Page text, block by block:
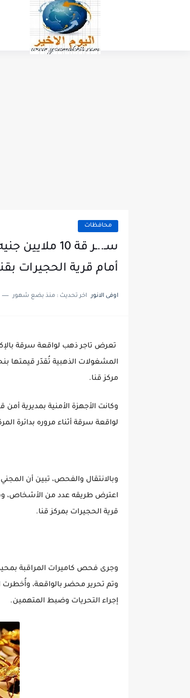
محافظات
سـ..ـر قة 10
أمام قرية الحجيرات
اوفى الانور اخر تحديث : منذ بضع شهور
تعرض تاجر ذهب لواقعة سرقة
مركز قنا.
وكانت الأجهزة الأمنية بمديرية
لواقعة سرقة أثناء مروره بدائرة
وبالانتقال والفحص، تبين أن
اعترض طريقه عدد من الأشخاص،
قرية الحجيرات بمركز قنا.
وجرى فحص كاميرات المراقبة
وتم تحرير محضر بالواقعة،
إجراء التحريات وضبط المتهمين.